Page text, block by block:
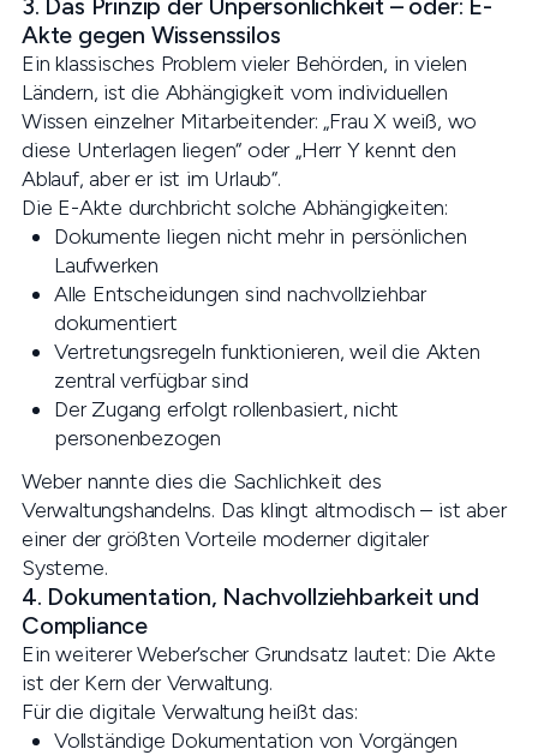
3. Das Prinzip der Unpersönlichkeit – oder: E-
Akte gegen Wissenssilos
Ein klassisches Problem vieler Behörden, in vielen
Ländern, ist die Abhängigkeit vom individuellen
Wissen einzelner Mitarbeitender: „Frau X weiß, wo
diese Unterlagen liegen“ oder „Herr Y kennt den
Ablauf, aber er ist im Urlaub“.
Die E-Akte durchbricht solche Abhängigkeiten:
Dokumente liegen nicht mehr in persönlichen
Laufwerken
Alle Entscheidungen sind nachvollziehbar
dokumentiert
Vertretungsregeln funktionieren, weil die Akten
zentral verfügbar sind
Der Zugang erfolgt rollenbasiert, nicht
personenbezogen
Weber nannte dies die Sachlichkeit des
Verwaltungshandelns. Das klingt altmodisch – ist aber
einer der größten Vorteile moderner digitaler
Systeme.
4. Dokumentation, Nachvollziehbarkeit und
Compliance
Ein weiterer Weber’scher Grundsatz lautet: Die Akte
ist der Kern der Verwaltung.
Für die digitale Verwaltung heißt das:
Vollständige Dokumentation von Vorgängen